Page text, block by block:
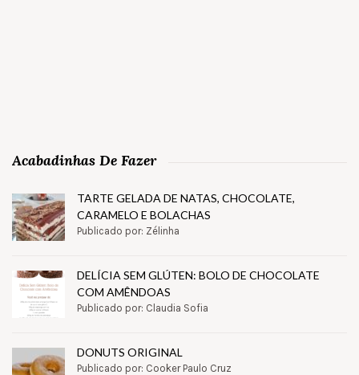
Acabadinhas De Fazer
TARTE GELADA DE NATAS, CHOCOLATE,
CARAMELO E BOLACHAS
Publicado por: Zélinha
DELÍCIA SEM GLÚTEN: BOLO DE CHOCOLATE
COM AMÊNDOAS
Publicado por: Claudia Sofia
DONUTS ORIGINAL
Publicado por: Cooker Paulo Cruz